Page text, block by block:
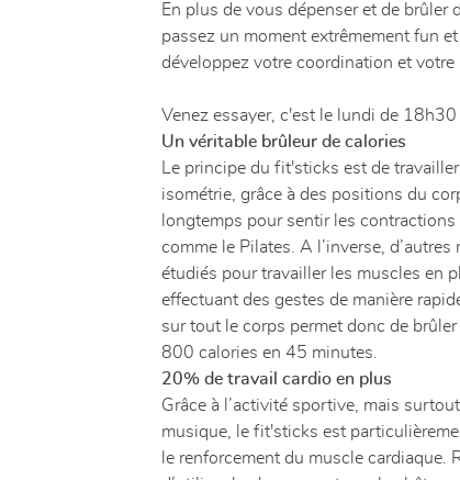
En plus de vous dépenser et de brûler
passez un moment extrêmement fun
développez votre coordination et votre
Venez essayer, c'est le lundi de 18h30
Un véritable brûleur de calories
Le principe du fit'sticks est de
isométrie, grâce à des positions du
longtemps pour sentir les
comme le Pilates. A l’inverse,
étudiés pour travailler les muscles en
effectuant des gestes de manière
sur tout le corps permet donc de
800 calories en 45 minutes.
20% de travail cardio en plus
Grâce à l’activité sportive, mais
musique, le fit'sticks est
le renforcement du muscle cardiaque.